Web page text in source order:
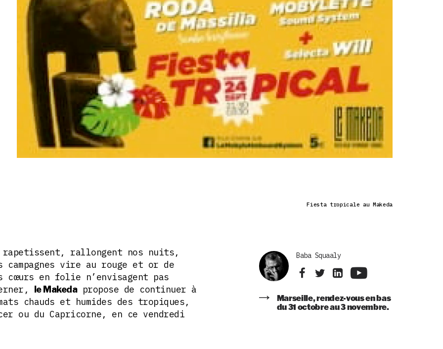
Fiesta tropicale au Makeda
rapetissent, rallongent nos nuits,
campagnes vire au rouge et or de
cœurs en folie n’envisagent pas
le Makedapropose de continuer à
chauds et humides des tropiques,
ou du Capricorne, en ce vendredi
Baba Squaaly
Marseille, rendez-vous en bas
du 31 octobre au 3 novembre.